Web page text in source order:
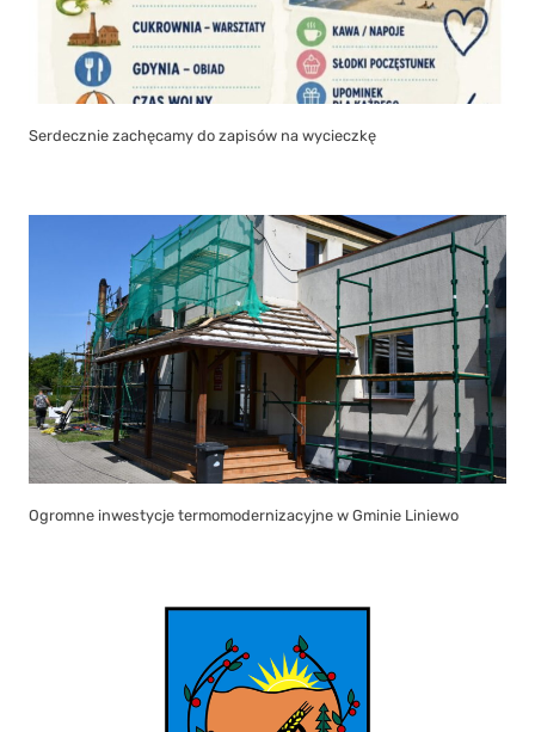
Serdecznie zachęcamy do zapisów na wycieczkę
Ogromne inwestycje termomodernizacyjne w Gminie Liniewo